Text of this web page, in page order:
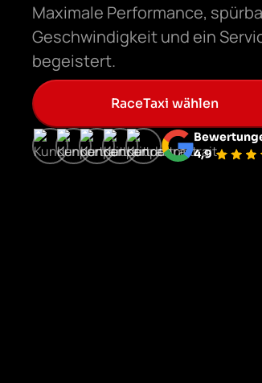
Maximale Performance,
Geschwindigkeit und ein
begeistert.
RaceTaxi wählen
4,9